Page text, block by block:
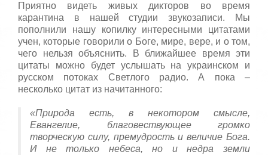
Приятно видеть живых дикторов во время
карантина в нашей студии звукозаписи. Мы
пополнили нашу копилку интересными цитатами
учен, которые говорили о Боге, мире, вере, и о том,
чего нельзя объяснить. В ближайшее время эти
цитаты можно будет услышать на украинском и
русском потоках Светлого радио. А пока –
несколько цитат из начитанного:
«Природа есть, в некотором смысле,
Евангелие, благовествующее громко
творческую силу, премудрость и величие Бога.
И не только небеса, но и недра земли